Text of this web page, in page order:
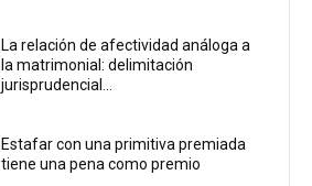
La relación de afectividad análoga a
la matrimonial: delimitación
jurisprudencial...
Estafar con una primitiva premiada
tiene una pena como premio